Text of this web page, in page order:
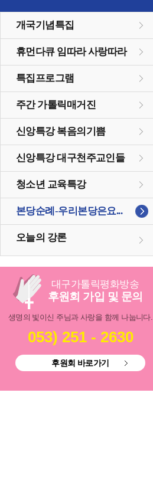
개국기념특집
휴먼다큐 임따라 사랑따라
특집프로그램
주간 가톨릭매거진
신앙특강 복음의기쁨
신앙특강 대구천주교인들
청소년 교육특강
본당순례-우리본당은요...
오늘의 강론
대구가톨릭평화방송
후원회 가입 및 문의
생명의 빛이신 주님과 사랑을 함께 나눕니다.
053) 251 - 2630
후원회 바로가기